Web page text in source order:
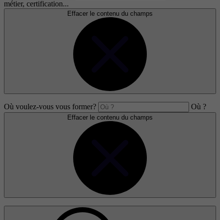
métier, certification...
Effacer le contenu du champs
Où voulez-vous vous former? Où ?
Effacer le contenu du champs